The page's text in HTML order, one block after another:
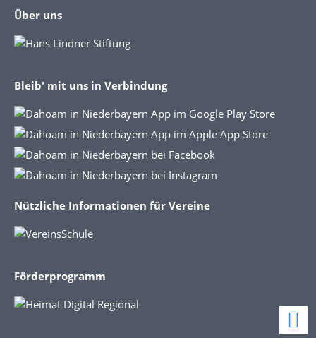
Über uns
Bleib' mit uns in Verbindung
Nützliche Informationen für Vereine
Förderprogramm